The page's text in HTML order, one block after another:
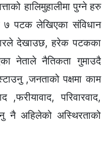
हालिमुहालीमा पुग्ने हरु
७ पटक लेखिएका संविधान
देखाउछ, हरेक पटकका
नेताले नैतिकता गुमाउदै
,जनताको पक्षमा काम
परिवारवाद,
नै अहिलेको अस्थिरताको